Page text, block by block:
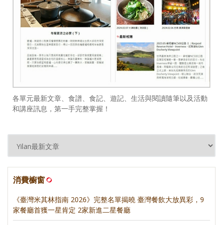
各單元最新文章、食譜、食記、遊記、生活與閱讀隨筆以及活動
和講座訊息，第一手完整掌握！
消費櫥窗
《臺灣米其林指南 2026》完整名單揭曉 臺灣餐飲大放異彩，9
家餐廳首獲一星肯定 2家新進二星餐廳